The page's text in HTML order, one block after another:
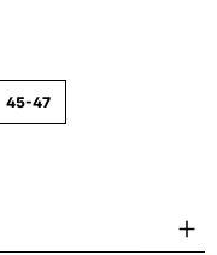
EN ESTE MOMENTO.)
NO ESTÁ DISPONIBLE
45-47
la